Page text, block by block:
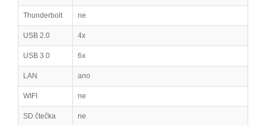
Thunderbolt ne
USB 2.0 4x
USB 3.0 6x
LAN ano
WIFI ne
SD čtečka ne